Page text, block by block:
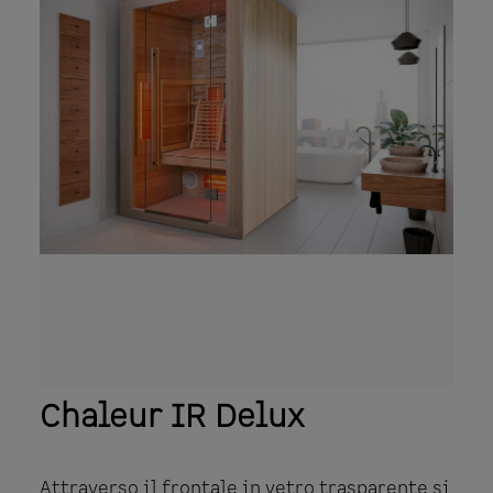
resina epossidica bicomponente.
Chaleur IR Delux
Attraverso il frontale in vetro trasparente si